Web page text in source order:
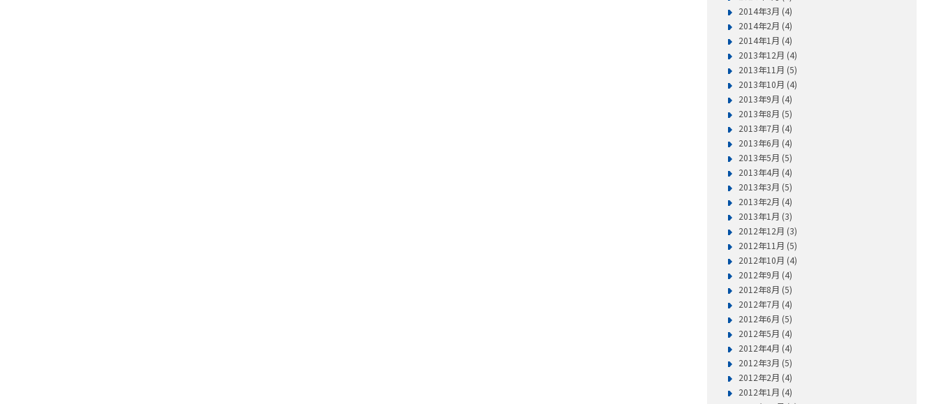
2014年3月 (4)
2014年2月 (4)
2014年1月 (4)
2013年12月 (4)
2013年11月 (5)
2013年10月 (4)
2013年9月 (4)
2013年8月 (5)
2013年7月 (4)
2013年6月 (4)
2013年5月 (5)
2013年4月 (4)
2013年3月 (5)
2013年2月 (4)
2013年1月 (3)
2012年12月 (3)
2012年11月 (5)
2012年10月 (4)
2012年9月 (4)
2012年8月 (5)
2012年7月 (4)
2012年6月 (5)
2012年5月 (4)
2012年4月 (4)
2012年3月 (5)
2012年2月 (4)
2012年1月 (4)